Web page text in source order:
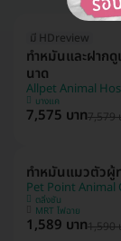
มี HDreview
ทำหมันและฝาก
นาด
Allpet Animal
บางแค
7,575 บาท7,579
ทำหมันแมวตัวผู้
Pet Point Animal
ตลิ่งชัน
MRT ไฟฉาย
1,589 บาท1,590